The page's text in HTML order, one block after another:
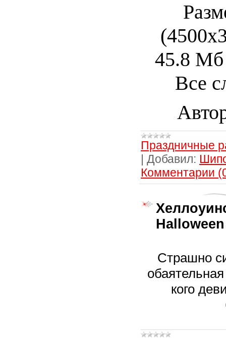
45.8 Мб
Все
Праздничные
| Добавил:
Комментарии
Страшно
кого